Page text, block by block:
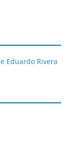
Eduardo Rivera